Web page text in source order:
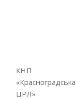
КНП
«Красноградська
ЦРЛ»